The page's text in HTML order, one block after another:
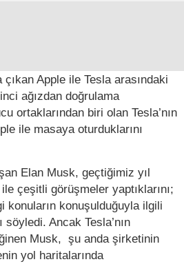
Apple ile Tesla arasındaki
ağızdan doğrulama
ortaklarından biri olan Tesla’nın
ile masaya oturduklarını
Elan Musk, geçtiğimiz yıl
çeşitli görüşmeler yaptıklarını;
konuların konuşulduğuyla ilgili
söyledi. Ancak Tesla’nın
Musk, şu anda şirketinin
yol haritalarında